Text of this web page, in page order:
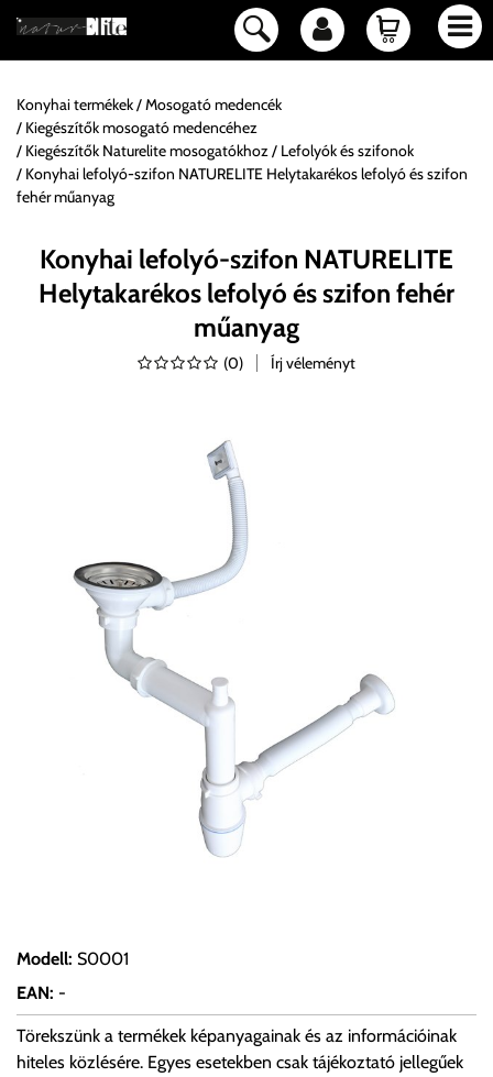
Konyhai termékek
Mosogató medencék
Kiegészítők mosogató medencéhez
Kiegészítők Naturelite mosogatókhoz
Lefolyók és szifonok
Konyhai lefolyó-szifon NATURELITE Helytakarékos lefolyó és szifon
fehér műanyag
Konyhai lefolyó-szifon NATURELITE
Helytakarékos lefolyó és szifon fehér
műanyag
(0) Írj véleményt
Modell: S0001
EAN: -
Törekszünk a termékek képanyagainak és az információinak
hiteles közlésére. Egyes esetekben csak tájékoztató jellegűek